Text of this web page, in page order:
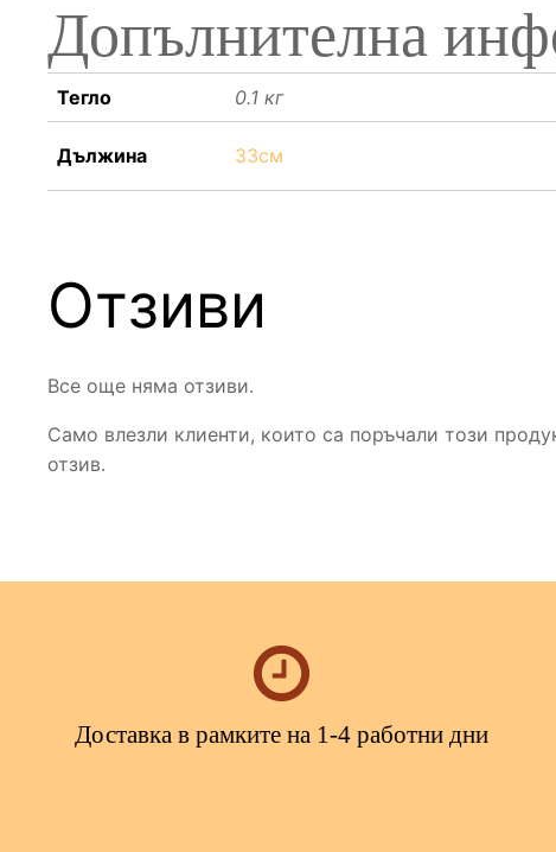
Допълнителна
Тегло 0.1 кг
Дължина 33см
Отзиви
Все още няма отзиви.
Само влезли клиенти, които са поръчали този
отзив.
Доставка в рамките на 1-4 работни дни